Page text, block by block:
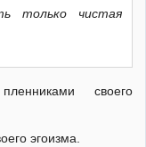
только чистая
своего
эгоизма.